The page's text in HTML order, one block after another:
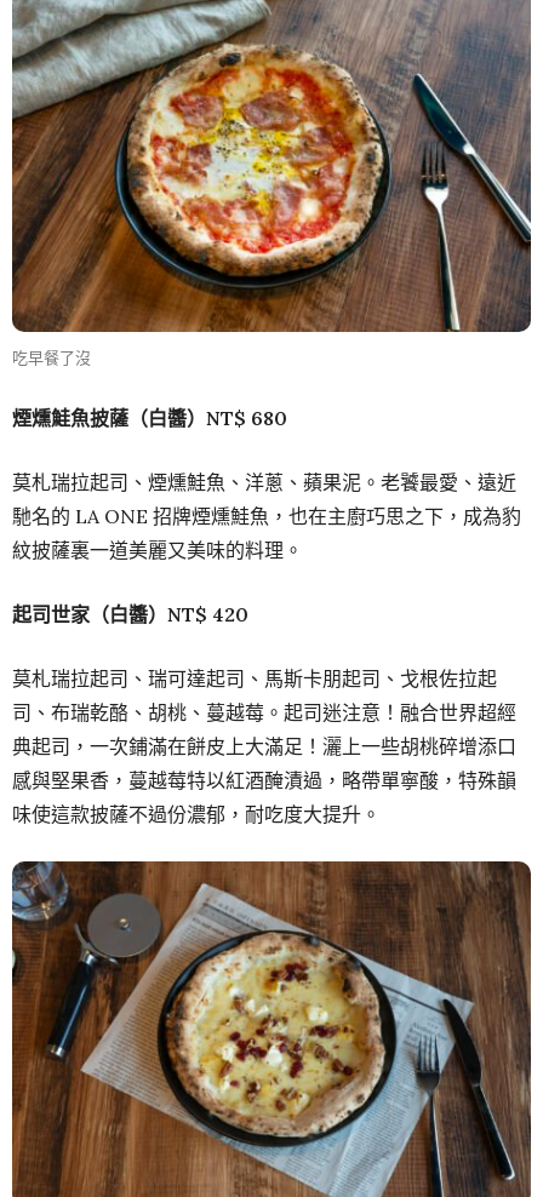
吃早餐了沒
煙燻鮭魚披薩（白醬）NT$ 680
莫札瑞拉起司、煙燻鮭魚、洋蔥、蘋果泥。老饕最愛、遠近
馳名的 LA ONE 招牌煙燻鮭魚，也在主廚巧思之下，成為豹
紋披薩裏一道美麗又美味的料理。
起司世家（白醬）NT$ 420
莫札瑞拉起司、瑞可達起司、馬斯卡朋起司、戈根佐拉起
司、布瑞乾酪、胡桃、蔓越莓。起司迷注意！融合世界超經
典起司，一次鋪滿在餅皮上大滿足！灑上一些胡桃碎增添口
感與堅果香，蔓越莓特以紅酒醃漬過，略帶單寧酸，特殊韻
味使這款披薩不過份濃郁，耐吃度大提升。